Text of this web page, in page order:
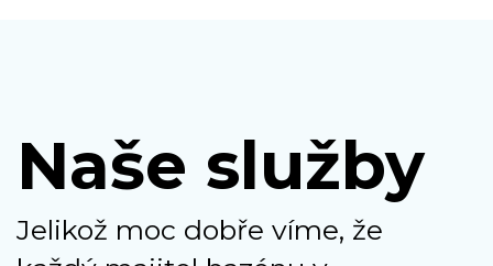
Naše služby
Jelikož moc dobře víme, že